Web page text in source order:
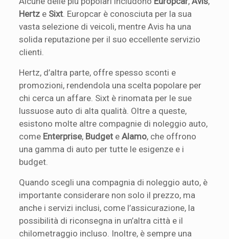
Hertz e Sixt . Europcar è conosciuta per la sua
vasta selezione di veicoli, mentre Avis ha una
solida reputazione per il suo eccellente servizio
clienti.
Hertz, d’altra parte, offre spesso sconti e
promozioni, rendendola una scelta popolare per
chi cerca un affare. Sixt è rinomata per le sue
lussuose auto di alta qualità. Oltre a queste,
esistono molte altre compagnie di noleggio auto,
come Enterprise, Budget eAlamo, che offrono
una gamma di auto per tutte le esigenze e i
budget.
Quando scegli una compagnia di noleggio auto, è
importante considerare non solo il prezzo, ma
anche i servizi inclusi, come l’assicurazione, la
possibilità di riconsegna in un’altra città e il
chilometraggio incluso. Inoltre, è sempre una